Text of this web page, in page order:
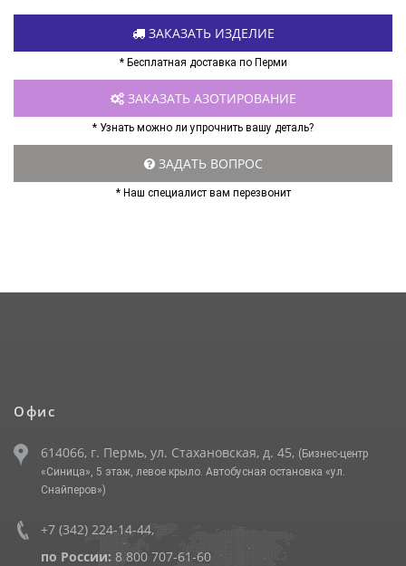
ЗАКАЗАТЬ ИЗДЕЛИЕ
* Бесплатная доставка по Перми
ЗАКАЗАТЬ АЗОТИРОВАНИЕ
* Узнать можно ли упрочнить вашу деталь?
ЗАДАТЬ ВОПРОС
* Наш специалист вам перезвонит
Офис
614066, г. Пермь, ул. Стахановская, д. 45, (Бизнес-центр
«Синица», 5 этаж, левое крыло. Автобусная остановка «ул.
Снайперов»)
+7 (342) 224-14-44,
по России: 8 800 707-61-60